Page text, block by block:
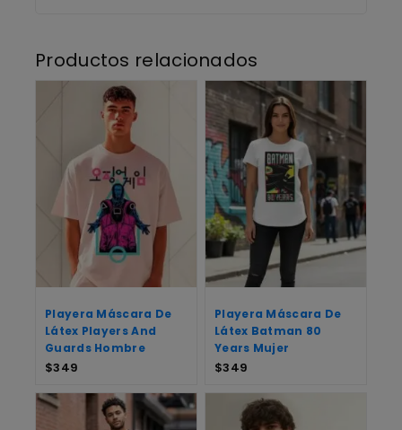
Productos relacionados
Playera Máscara De
Látex Players And
Guards Hombre
$349
Playera Máscara De
Látex Batman 80
Years Mujer
$349